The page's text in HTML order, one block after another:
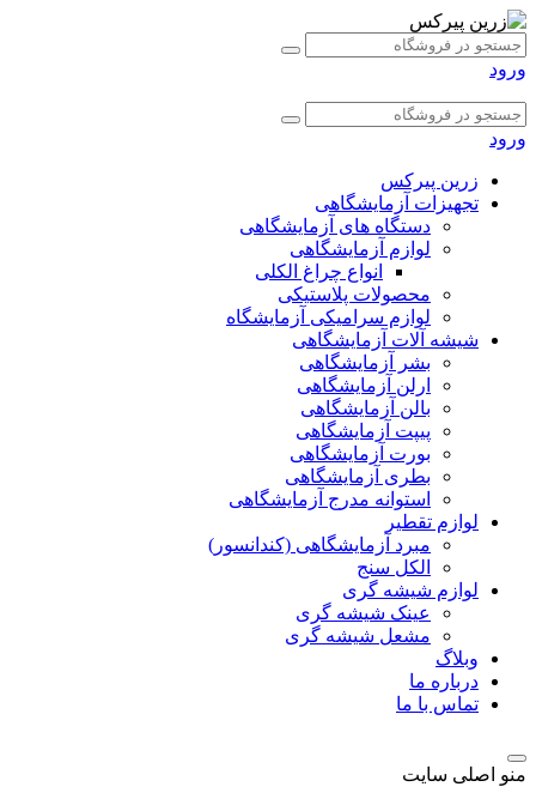
ورود
ورود
زرین پیرکس
تجهیزات آزمایشگاهی
دستگاه های آزمایشگاهی
لوازم آزمایشگاهی
انواع چراغ الکلی
محصولات پلاستیکی
لوازم سرامیکی آزمایشگاه
شیشه آلات آزمایشگاهی
بشر آزمایشگاهی
ارلن آزمایشگاهی
بالن آزمایشگاهی
پیپت آزمایشگاهی
بورت آزمایشگاهی
بطری آزمایشگاهی
استوانه مدرج آزمایشگاهی
لوازم تقطیر
مبرد آزمایشگاهی (کندانسور)
الکل سنج
لوازم شیشه گری
عینک شیشه گری
مشعل شیشه گری
وبلاگ
درباره ما
تماس با ما
منو اصلی سایت